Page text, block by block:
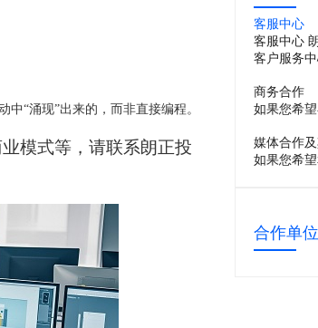
“涌现”出来的，而非直接编程。
模式等，请联系朗正投
客服中心
客服中心
客户服务
商务合作
如果您希
媒体合作
如果您希
合作单位